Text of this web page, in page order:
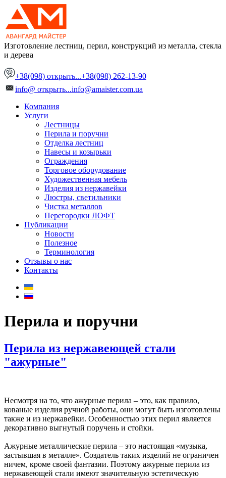
Изготовление лестниц, перил, конструкций из металла, стекла
и дерева
+38(098) открыть...+38(098) 262-13-90
info@ открыть...info@amaister.com.ua
Компания
Услуги
Лестницы
Перила и поручни
Отделка лестниц
Навесы и козырьки
Ограждения
Торговое оборудование
Художественная мебель
Изделия из нержавейки
Люстры, светильники
Чистка металлов
Перегородки ЛОФТ
Публикации
Новости
Полезное
Терминология
Отзывы о нас
Контакты
Перила и поручни
Перила из нержавеющей стали
"ажурные"
Несмотря на то, что ажурные перила – это, как правило,
кованые изделия ручной работы, они могут быть изготовлены
также и из нержавейки. Особенностью этих перил является
декоративно выгнутый поручень и стойки.
Ажурные металлические перила – это настоящая «музыка,
застывшая в металле». Создатель таких изделий не ограничен
ничем, кроме своей фантазии. Поэтому ажурные перила из
нержавеющей стали имеют значительную эстетическую